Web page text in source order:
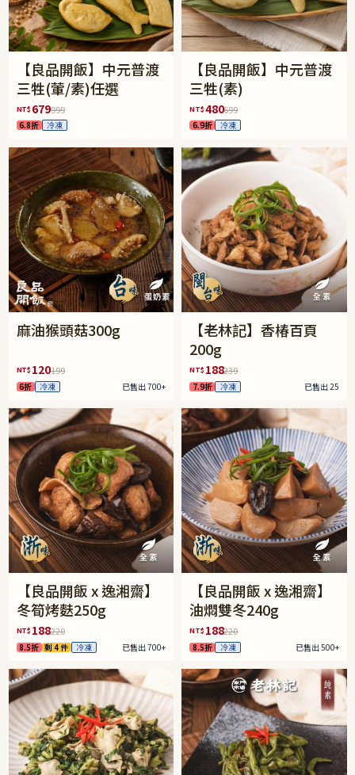
【良品開飯】中元普渡
三牲(葷/素)任選
NT$ 679999
6.8折 冷凍
【良品開飯】中元普渡
三牲(素)
NT$480699
6.9折 冷凍
麻油猴頭菇300g
NT$ 120199
6折 冷凍 已售出 700+
【老林記】香椿百頁
200g
NT$ 188239
7.9折 冷凍 已售出 25
【良品開飯 x 逸湘齋】
冬筍烤麩250g
NT$ 188220
8.5折 剩 4 件 冷凍 已售出 700+
【良品開飯 x 逸湘齋】
油燜雙冬240g
NT$ 188220
8.5折 冷凍 已售出 500+